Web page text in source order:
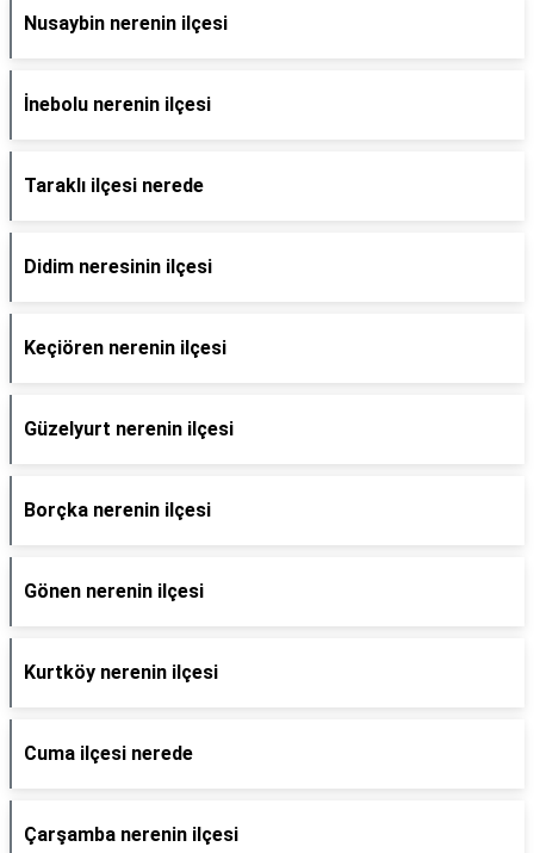
Nusaybin nerenin ilçesi
İnebolu nerenin ilçesi
Taraklı ilçesi nerede
Didim neresinin ilçesi
Keçiören nerenin ilçesi
Güzelyurt nerenin ilçesi
Borçka nerenin ilçesi
Gönen nerenin ilçesi
Kurtköy nerenin ilçesi
Cuma ilçesi nerede
Çarşamba nerenin ilçesi